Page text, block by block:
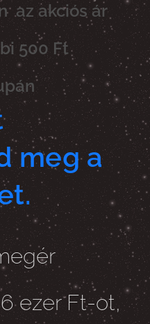
az akciós ár
500 Ft
meg a
ezer Ft-ot,